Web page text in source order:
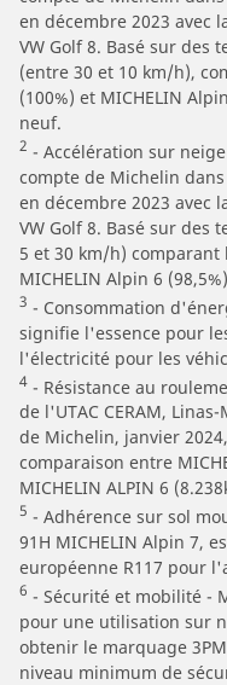
en décembre 2023 avec
VW Golf 8. Basé sur des
(entre 30 et 10 km/h),
(100%) et MICHELIN
neuf.
2 - Accélération sur
compte de Michelin
en décembre 2023 avec
VW Golf 8. Basé sur des
5 et 30 km/h) comparant
MICHELIN Alpin 6
3 - Consommation
signifie l'essence pour
l'électricité pour les
4 - Résistance au
de l'UTAC CERAM,
de Michelin, janvier
comparaison entre
MICHELIN ALPIN 6
5 - Adhérence sur sol
91H MICHELIN Alpin 7,
européenne R117 pour
6 - Sécurité et mobilité -
pour une utilisation sur
obtenir le marquage
niveau minimum de